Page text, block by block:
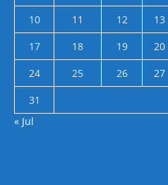
10
11 12 13
17
18 19 20
24
25 26 27
31
« Jul